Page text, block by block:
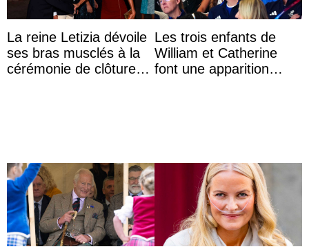
La reine Letizia dévoile
ses bras musclés à la
cérémonie de clôture
Les trois enfants de
William et Catherine
font une apparition